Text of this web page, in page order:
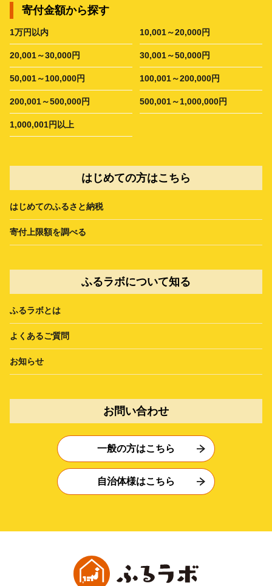
寄付金額から探す
1万円以内 10,001～20,000円
20,001～30,000円 30,001～50,000円
50,001～100,000円 100,001～200,000円
200,001～500,000円 500,001～1,000,000円
1,000,001円以上
はじめての方はこちら
はじめてのふるさと納税
寄付上限額を調べる
ふるラボについて知る
ふるラボとは
よくあるご質問
お知らせ
お問い合わせ
一般の方はこちら
自治体様はこちら